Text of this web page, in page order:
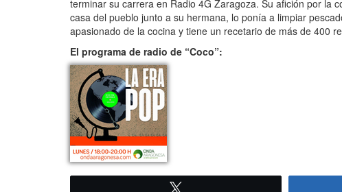
terminar su carrera en Radio 4G Zaragoza. Su afición por la
casa del pueblo junto a su hermana, lo ponía a limpiar
apasionado de la cocina y tiene un recetario de más de 400
El programa de radio de “Coco”: